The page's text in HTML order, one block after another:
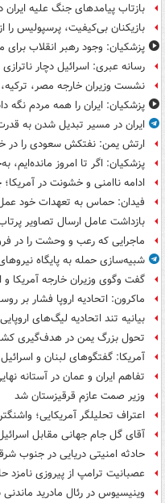
بازتاب پیامدهای جنگ علیه
بازیکنان بی‌کیفیت، پرسپولیس را
پزشکیان: وجود رهبر انقلاب
رسانه عبری: اسرائیل دچار
نشست وزیران خارجه مصر،
پزشکیان: ایران را همه مردم نگه
ایران در مسیر تبدیل شدن به
ارتش یمن: نفتکش سعودی را در
پزشکیان: اگر تا امروز
ادامه ناامنی و خشونت در
فیدان: حماس به تعهدات خود عمل
بازداشت عامل ارسال تصاویر
ماجرایی که رعب و وحشت را در
شبیه‌سازی حمله به پایگاه
گفت وگوی وزیران خارجه آمریکا و
ماکرون: اتحادیه اروپا فشار بر
بیانیه تند اتحادیه لیگ‌های
تحول بزرگ یمن در هدف‌گیری
آمریکا: گفتگوهای لبنان و
تفاهم ایران و عمان در آستانه
وزیر صمت عازم قرقیزستان شد
اعتراف تحلیلگر آمریکایی؛
آقای گل جام جهانی مقابل
حادثه امنیتی دریایی در جنوب
عصبانیت ترامپ از پیروزی
وینیسیوس در رئال مادرید